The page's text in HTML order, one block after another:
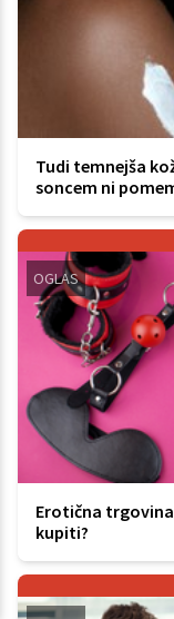
Tudi temnejša
soncem ni
OGLAS
Erotična
kupiti?